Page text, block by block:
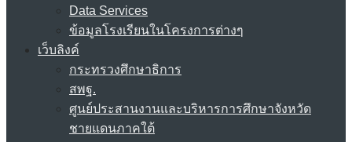
Data Services
ข้อมูลโรงเรียนในโครงการต่างๆ
เว็บลิงค์
กระทรวงศึกษาธิการ
สพฐ.
ศูนย์ประสานงานและบริหารการศึกษาจังหวัด
ชายแดนภาคใต้